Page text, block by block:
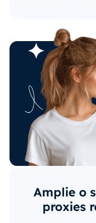
Amplie o
proxies